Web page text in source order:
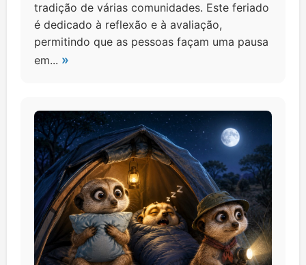
tradição de várias comunidades. Este feriado
é dedicado à reflexão e à avaliação,
permitindo que as pessoas façam uma pausa
em... »